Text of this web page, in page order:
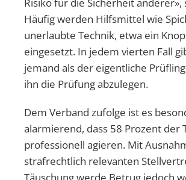
Häufig werden Hilfsmittel wie
unerlaubte Technik, etwa ein
eingesetzt. In jedem vierten Fall
jemand als der eigentliche
ihn die Prüfung abzulegen.
Dem Verband zufolge ist es
alarmierend, dass 58 Prozent der
professionell agieren. Mit
strafrechtlich relevanten
Täuschung werde Betrug jedoch